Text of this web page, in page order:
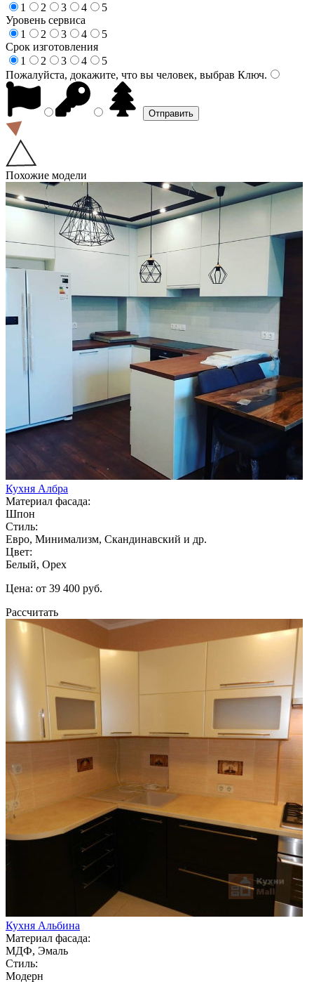
1
2 3 4
5
Уровень сервиса
1
2 3 4
5
Срок изготовления
1
2 3 4
5
Пожалуйста, докажите, что вы человек, выбрав Ключ.
Похожие модели
Кухня Албра
Материал фасада:
Шпон
Стиль:
Евро, Минимализм, Скандинавский и др.
Цвет:
Белый, Орех
Цена: от 39 400 руб.
Рассчитать
Кухня Альбина
Материал фасада:
МДФ, Эмаль
Стиль:
Модерн